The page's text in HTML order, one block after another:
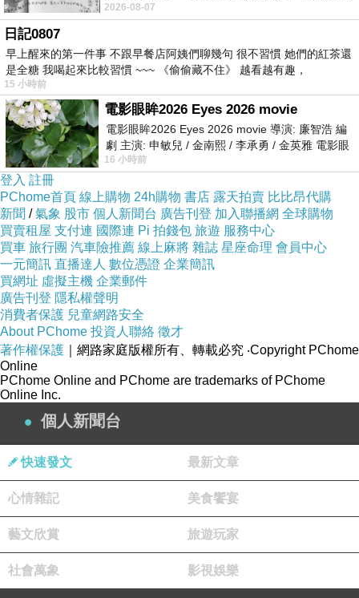
出一種慈祥的微笑，然後問你是不是陪小
2026-08-07
日記0807
早上醒來的第一件事 不跟早餐店阿姨們聊幾句 很不習慣 她們的紅茶還
是全糖 我喝起來比較習慣 ~~~ 《偷偷藏不住》 越看越有趣，
15 小時前
電影眼眸2026 Eyes 2026 movie
電影眼眸2026 Eyes 2026 movie 導演: 廉智浩 編
劇 主演: 申敏兒 / 金南熙 / 李承勇 / 金英雅 電影眼
眸2026描述攝影師徐珍因遺
16 小時前
登入 註冊
PChome首頁 線上購物 24h購物 書店 露天拍賣 比比昂代購
新聞 /氣象 股市 個人新聞台 廣告刊登 加入聯播網 全球購物
買賣租屋 支付連 國際連 Pi 拍錢包 旅遊 服務中心
買車 旅行團 汽車險推薦 線上麻將 雜誌 星座命理 會員中心
一元簡訊 直播達人 數位憑證 企業簡訊
買網址 虛擬主機 企業郵件
廣告刊登 隱私權聲明
消費者保護 兒童網路安全
About PChome 投資人聯絡 徵才
著作權保護 ｜網路家庭版權所有、轉載必究 ‧Copyright PChome
Online
PChome Online and PChome are trademarks of PChome
Online Inc.
個人新聞台
快速發文 最新文章
心情雜記 美食饗宴
藝文欣賞 旅遊玩家
社會萬象 影視娛樂